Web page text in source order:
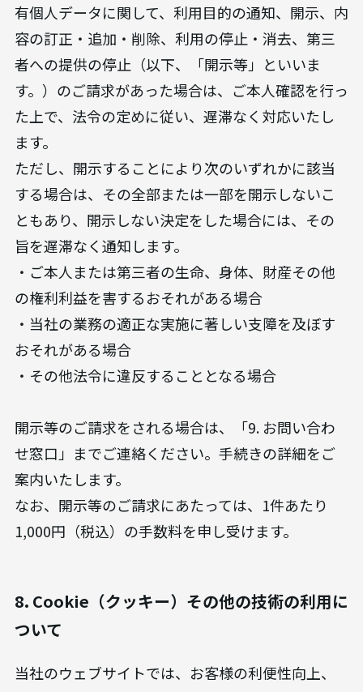
有個人データに関して、利用目的の通知、開示、内
容の訂正・追加・削除、利用の停止・消去、第三
者への提供の停止（以下、「開示等」といいま
す。）のご請求があった場合は、ご本人確認を行っ
た上で、法令の定めに従い、遅滞なく対応いたし
ます。
ただし、開示することにより次のいずれかに該当
する場合は、その全部または一部を開示しないこ
ともあり、開示しない決定をした場合には、その
旨を遅滞なく通知します。
・ご本人または第三者の生命、身体、財産その他
の権利利益を害するおそれがある場合
・当社の業務の適正な実施に著しい支障を及ぼす
おそれがある場合
・その他法令に違反することとなる場合
開示等のご請求をされる場合は、「9. お問い合わ
せ窓口」までご連絡ください。手続きの詳細をご
案内いたします。
なお、開示等のご請求にあたっては、1件あたり
1,000円（税込）の手数料を申し受けます。
8. Cookie（クッキー）その他の技術の利用に
ついて
当社のウェブサイトでは、お客様の利便性向上、